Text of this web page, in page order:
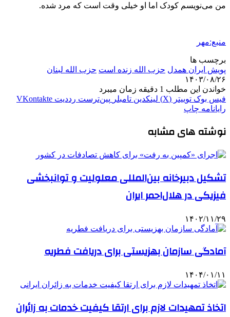
من می‌نویسم کودک اما او خیلی وقت است که مرد شده.
منبع:مهر
برچسب ها
پویش ایران همدل حزب الله زنده است حزب الله لبنان
۱۴۰۳/۰۸/۲۶
خواندن این مطلب 1 دقیقه زمان میبرد
فیس بوک توییتر (X) لینکدین ‫تامبلر ‫پین‌ترست ‫رددیت ‫VKontakte
رایانامه چاپ
نوشته های مشابه
تشکیل دبیرخانه بین‌المللی معلولیت و توانبخشی
فیزیکی در هلال‌احمر ایران
۱۴۰۲/۱۱/۲۹
آمادگی سازمان بهزیستی برای دریافت فطریه
۱۴۰۴/۰۱/۱۱
اتخاذ تمهیدات لازم برای ارتقا کیفیت خدمات به زائران